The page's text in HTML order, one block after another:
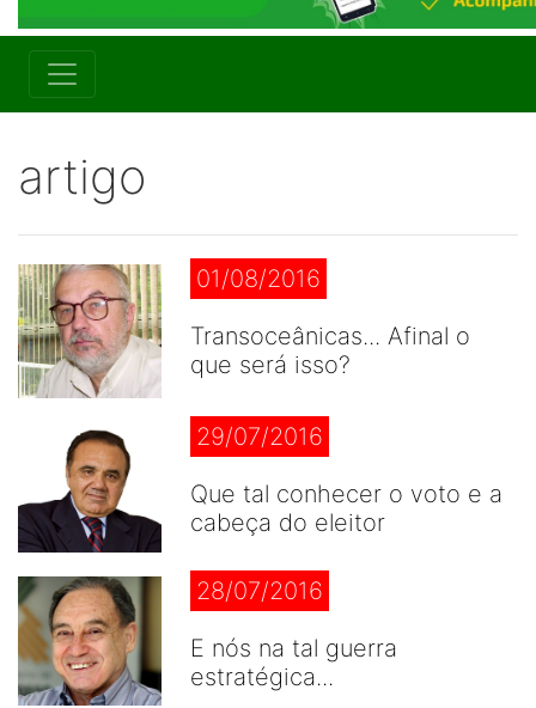
artigo
01/08/2016
Transoceânicas... Afinal o
que será isso?
29/07/2016
Que tal conhecer o voto e a
cabeça do eleitor
28/07/2016
E nós na tal guerra
estratégica...